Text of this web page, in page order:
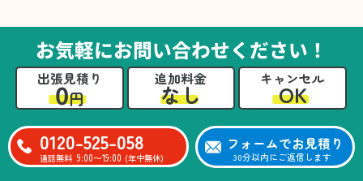
るのは難しかったと思います」との温かいお言
葉をいただきました。遺品整理という心の負担
が大きい作業において、少しでもA様の力にな
れたことをスタッフ一同嬉しく思います。
お気軽にお問い合わせください！
出張見積り
0円
追加料金
なし
キャンセル
OK
0120-525-058
通話無料 9:00〜19:00 (年中無休)
フォームでお見積り
30分以内にご返信します